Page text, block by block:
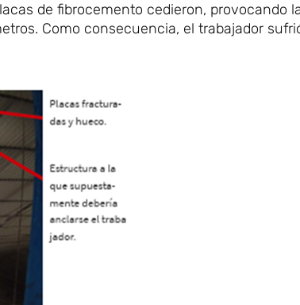
de fibrocemento cedieron, provocando
Como consecuencia, el trabajador